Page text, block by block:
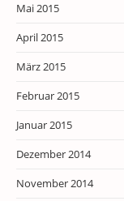
Mai 2015
April 2015
März 2015
Februar 2015
Januar 2015
Dezember 2014
November 2014